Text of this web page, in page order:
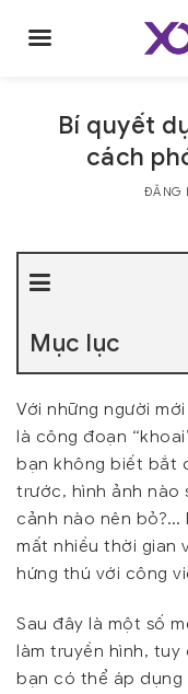
Bí quyết
cách
ĐĂNG
Mục lục
Với những người
là công đoạn
bạn không biết bắt
trước, hình ảnh nào
cảnh nào nên bỏ?…
mất nhiều thời gian
hứng thú với công
Sau đây là một số
làm truyền hình,
bạn có thể áp dụng